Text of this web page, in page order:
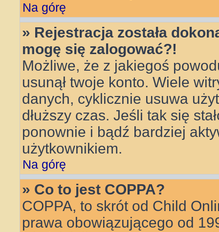
Na górę
» Rejestracja została
mogę się zalogować?!
Możliwe, że z jakiegoś
usunął twoje konto. Wiele
danych, cyklicznie usuwa
dłuższy czas. Jeśli tak się
ponownie i bądź bardziej
użytkownikiem.
Na górę
» Co to jest COPPA?
COPPA, to skrót od Child
prawa obowiązującego od